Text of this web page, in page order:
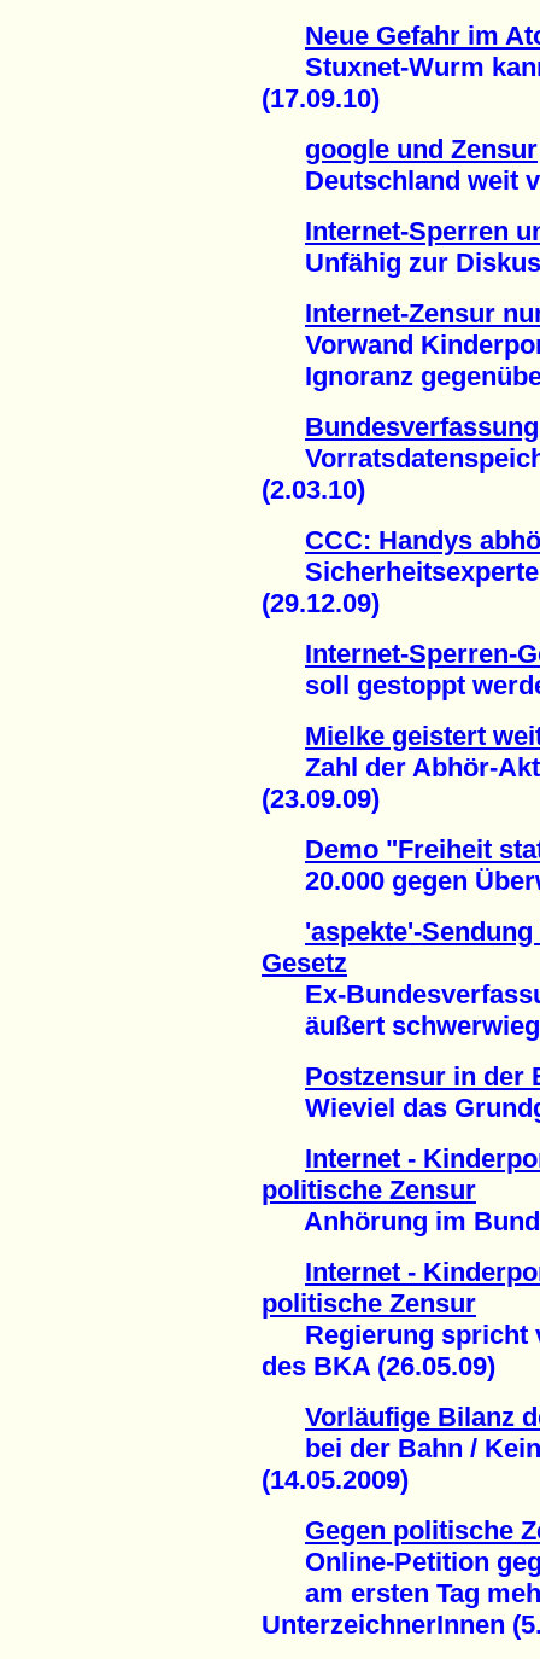
Neue Gefahr im
Stuxnet-Wurm
(17.09.10)
google und Zensur
Deutschland weit
Internet-Sperren
Unfähig zur
Internet-Zensur
Vorwand
Ignoranz
(2.03.10)
CCC: Handys
Sicherheitsexperte
(29.12.09)
Internet-Sperren-
soll gestoppt
Mielke geistert
Zahl der Abhör-
(23.09.09)
Demo "Freiheit
20.000 gegen
'aspekte'-
Gesetz
Ex-
äußert
Postzensur in der
Wieviel das
Internet -
politische Zensur
Anhörung im
Internet -
politische Zensur
Regierung spricht
des BKA (26.05.09)
Vorläufige Bilanz
bei der Bahn /
(14.05.2009)
Gegen politische
Online-Petition
am ersten Tag
UnterzeichnerInnen